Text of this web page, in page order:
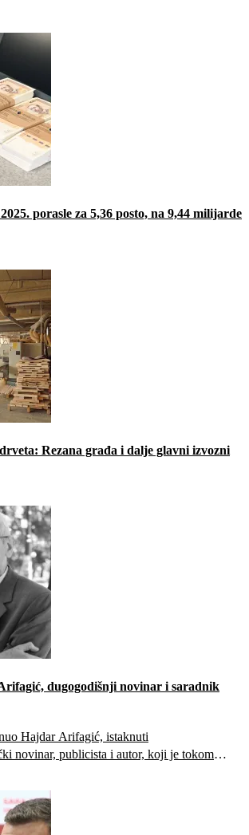
porasle za 5,36 posto, na 9,44 milijarde
Rezana građa i dalje glavni izvozni
dugogodišnji novinar i saradnik
Hajdar Arifagić, istaknuti
novinar, publicista i autor, koji je tokom
u Bosni i Hercegovini, među kojima su i